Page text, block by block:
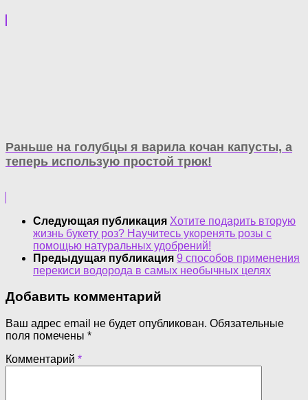
Раньше на голубцы я варила кочан капусты, а
теперь использую простой трюк!
Следующая публикация Хотите подарить вторую
жизнь букету роз? Научитесь укоренять розы с
помощью натуральных удобрений!
Предыдущая публикация 9 способов применения
перекиси водорода в самых необычных целях
Добавить комментарий
Ваш адрес email не будет опубликован. Обязательные
поля помечены *
Комментарий *